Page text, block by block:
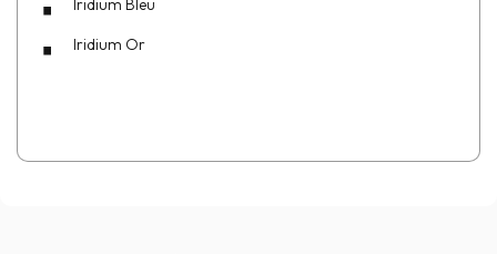
Iridium Bleu
Iridium Or